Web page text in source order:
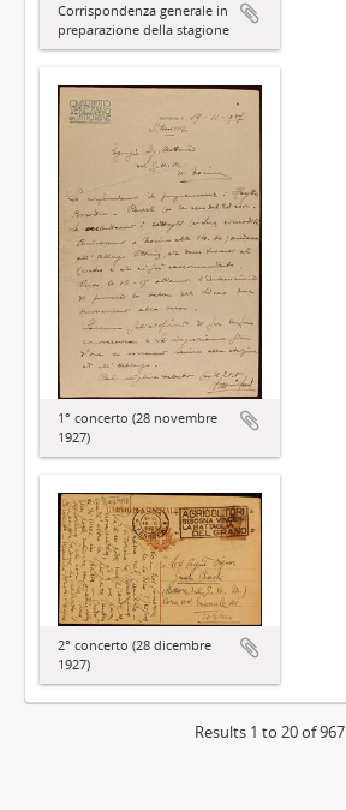
Corrispondenza generale in
preparazione della stagione
1° concerto (28 novembre
1927)
2° concerto (28 dicembre
1927)
Results 1 to 20 of 967